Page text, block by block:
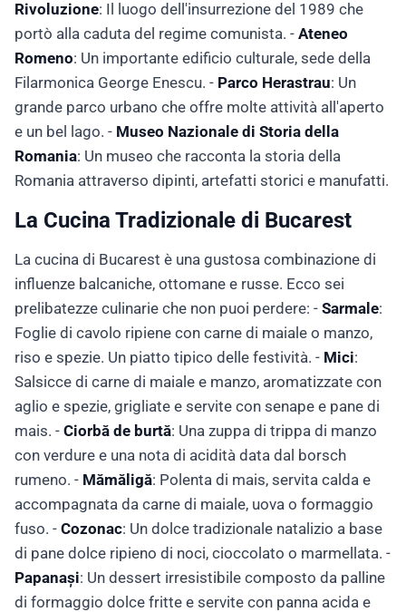
Rivoluzione: Il luogo dell'insurrezione del 1989 che
portò alla caduta del regime comunista. - Ateneo
Romeno: Un importante edificio culturale, sede della
Filarmonica George Enescu. - Parco Herastrau: Un
grande parco urbano che offre molte attività all'aperto
e un bel lago. - Museo Nazionale di Storia della
Romania: Un museo che racconta la storia della
Romania attraverso dipinti, artefatti storici e manufatti.
La Cucina Tradizionale di Bucarest
La cucina di Bucarest è una gustosa combinazione di
influenze balcaniche, ottomane e russe. Ecco sei
prelibatezze culinarie che non puoi perdere: - Sarmale:
Foglie di cavolo ripiene con carne di maiale o manzo,
riso e spezie. Un piatto tipico delle festività. - Mici:
Salsicce di carne di maiale e manzo, aromatizzate con
aglio e spezie, grigliate e servite con senape e pane di
mais. - Ciorbă de burtă: Una zuppa di trippa di manzo
con verdure e una nota di acidità data dal borsch
rumeno. - Mămăligă: Polenta di mais, servita calda e
accompagnata da carne di maiale, uova o formaggio
fuso. - Cozonac: Un dolce tradizionale natalizio a base
di pane dolce ripieno di noci, cioccolato o marmellata. -
Papanași: Un dessert irresistibile composto da palline
di formaggio dolce fritte e servite con panna acida e